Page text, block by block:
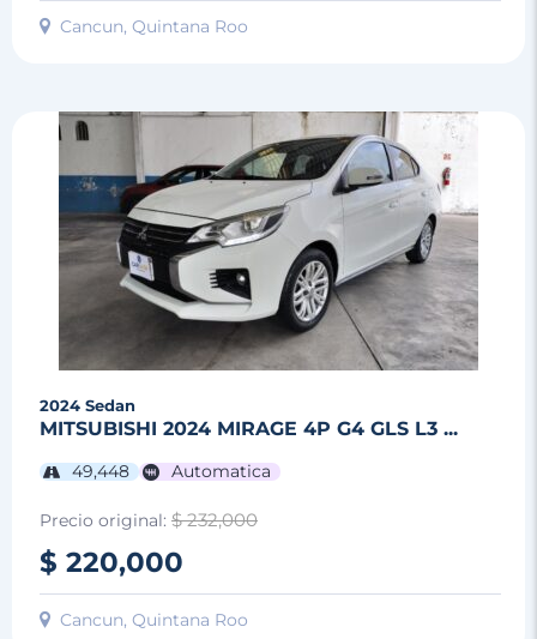
Cancun, Quintana Roo
2024 Sedan
MITSUBISHI 2024 MIRAGE 4P G4 GLS L3 ...
49,448 Automatica
Precio original: $ 232,000
$ 220,000
Cancun, Quintana Roo